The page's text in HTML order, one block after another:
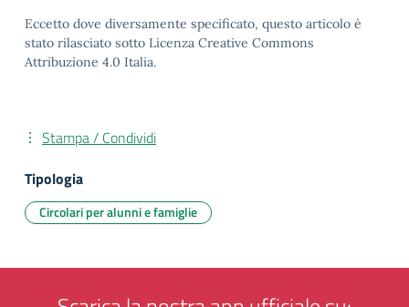
Eccetto dove diversamente specificato, questo articolo è
stato rilasciato sotto Licenza Creative Commons
Attribuzione 4.0 Italia.
Stampa / Condividi
Tipologia
Circolari per alunni e famiglie